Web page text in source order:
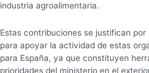
industria agroalimentaria.
Estas contribuciones se justifican
para apoyar la actividad de estas
para España, ya que constituyen
prioridades del ministerio en el